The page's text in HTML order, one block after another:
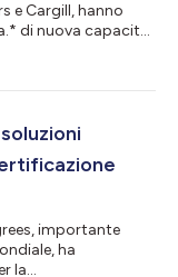
e Cargill, hanno
di nuova capacità
di energia
già avviate
importante
ha
la